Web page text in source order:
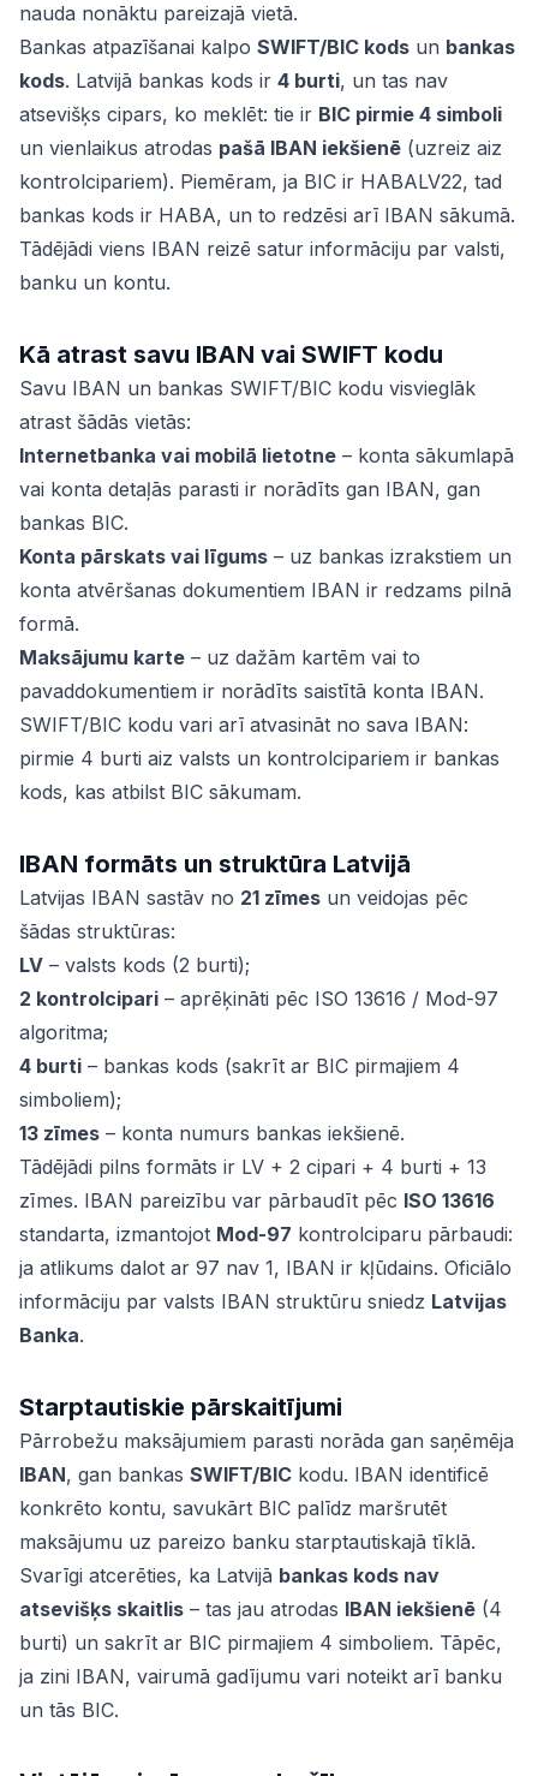
nauda nonāktu pareizajā vietā.
Bankas atpazīšanai kalpo SWIFT/BIC kods un bankas
kods. Latvijā bankas kods ir 4 burti, un tas nav
atsevišķs cipars, ko meklēt: tie ir BIC pirmie 4 simboli
un vienlaikus atrodas pašā IBAN iekšienē (uzreiz aiz
kontrolcipariem). Piemēram, ja BIC ir HABALV22, tad
bankas kods ir HABA, un to redzēsi arī IBAN sākumā.
Tādējādi viens IBAN reizē satur informāciju par valsti,
banku un kontu.
Kā atrast savu IBAN vai SWIFT kodu
Savu IBAN un bankas SWIFT/BIC kodu visvieglāk
atrast šādās vietās:
Internetbanka vai mobilā lietotne – konta sākumlapā
vai konta detaļās parasti ir norādīts gan IBAN, gan
bankas BIC.
Konta pārskats vai līgums – uz bankas izrakstiem un
konta atvēršanas dokumentiem IBAN ir redzams pilnā
formā.
Maksājumu karte – uz dažām kartēm vai to
pavaddokumentiem ir norādīts saistītā konta IBAN.
SWIFT/BIC kodu vari arī atvasināt no sava IBAN:
pirmie 4 burti aiz valsts un kontrolcipariem ir bankas
kods, kas atbilst BIC sākumam.
IBAN formāts un struktūra Latvijā
Latvijas IBAN sastāv no 21 zīmes un veidojas pēc
šādas struktūras:
LV – valsts kods (2 burti);
2 kontrolcipari – aprēķināti pēc ISO 13616 / Mod-97
algoritma;
4 burti – bankas kods (sakrīt ar BIC pirmajiem 4
simboliem);
13 zīmes – konta numurs bankas iekšienē.
Tādējādi pilns formāts ir LV + 2 cipari + 4 burti + 13
zīmes. IBAN pareizību var pārbaudīt pēc ISO 13616
standarta, izmantojot Mod-97 kontrolciparu pārbaudi:
ja atlikums dalot ar 97 nav 1, IBAN ir kļūdains. Oficiālo
informāciju par valsts IBAN struktūru sniedz Latvijas
Banka.
Starptautiskie pārskaitījumi
Pārrobežu maksājumiem parasti norāda gan saņēmēja
IBAN, gan bankas SWIFT/BIC kodu. IBAN identificē
konkrēto kontu, savukārt BIC palīdz maršrutēt
maksājumu uz pareizo banku starptautiskajā tīklā.
Svarīgi atcerēties, ka Latvijā bankas kods nav
atsevišķs skaitlis – tas jau atrodas IBAN iekšienē (4
burti) un sakrīt ar BIC pirmajiem 4 simboliem. Tāpēc,
ja zini IBAN, vairumā gadījumu vari noteikt arī banku
un tās BIC.